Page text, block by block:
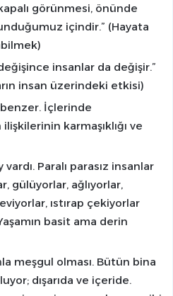
görünmesi, önünde
içindir.” (Hayata
insanlar da değişir.”
insan üzerindeki etkisi)
İçlerinde
karmaşıklığı ve
Paralı parasız insanlar
gülüyorlar, ağlıyorlar,
ıstırap çekiyorlar
basit ama derin
meşgul olması. Bütün bina
dışarıda ve içeride.